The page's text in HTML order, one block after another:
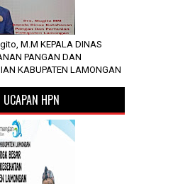
M.M KEPALA DINAS
PANGAN DAN
KABUPATEN LAMONGAN
UCAPAN HPN